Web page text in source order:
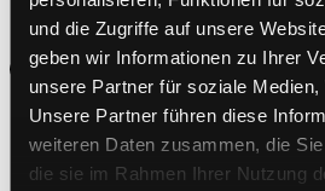
und die Zugriffe auf unsere
geben wir Informationen zu Ihrer
unsere Partner für soziale
Unsere Partner führen diese
weiteren Daten zusammen, die
die sie im Rahmen Ihrer Nutzung
Beitrag in Kateogorie:Blog ,
NEUESTE BEITRÄGE